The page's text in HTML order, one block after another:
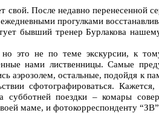
После недавно перенесенной
прогулками
бывший тренер Бурлакова
но это не по теме экскурсии, к
нами лиственницы. Самые
аэрозолем, остальные, подойдя к
сфотографироваться.
субботней поездки – комары
маме, и фотокорреспонденту